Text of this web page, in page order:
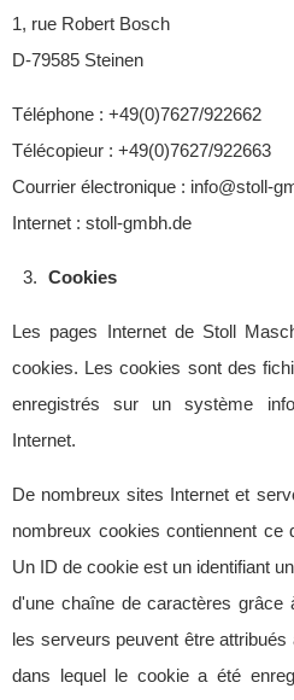
1, rue Robert Bosch
D-79585 Steinen
Téléphone : +49(0)7627/922662
Télécopieur : +49(0)7627/922663
Courrier électronique : info@stoll-
Internet : stoll-gmbh.de
Cookies
Les pages Internet de Stoll
cookies. Les cookies sont des
enregistrés sur un système
Internet.
De nombreux sites Internet et
nombreux cookies contiennent ce
Un ID de cookie est un identifiant
d'une chaîne de caractères grâce
les serveurs peuvent être
dans lequel le cookie a été